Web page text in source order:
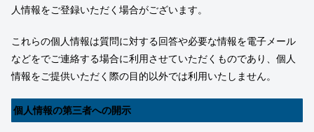
人情報をご登録いただく場合がございます。
これらの個人情報は質問に対する回答や必要な情報を電子メール
などをでご連絡する場合に利用させていただくものであり、個人
情報をご提供いただく際の目的以外では利用いたしません。
個人情報の第三者への開示